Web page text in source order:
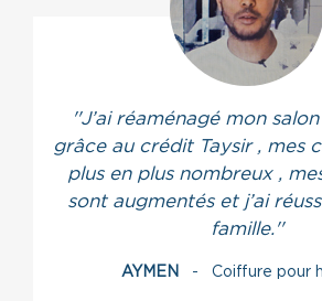
''J’ai réaménagé mon
grâce au crédit Taysir , mes
plus en plus nombreux ,
sont augmentés et j’ai
famille.''
AYMEN - Coiffure pour